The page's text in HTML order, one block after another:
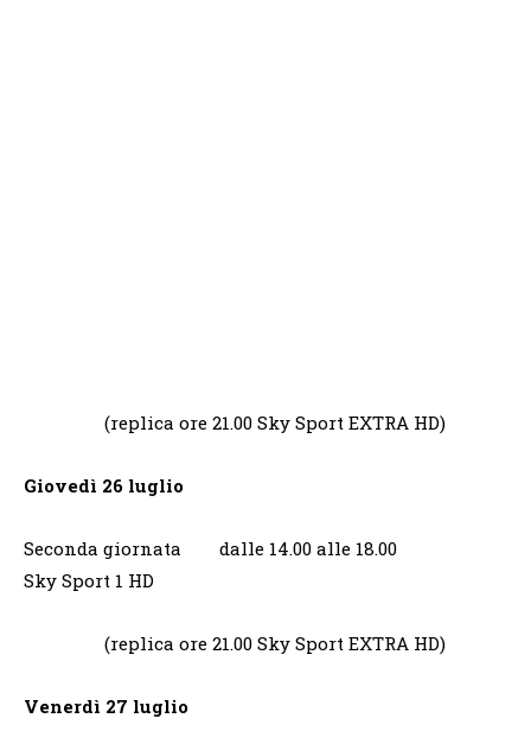
(replica ore 21.00 Sky Sport EXTRA HD)
Giovedì 26 luglio
Seconda giornata dalle 14.00 alle 18.00
Sky Sport 1 HD
(replica ore 21.00 Sky Sport EXTRA HD)
Venerdì 27 luglio